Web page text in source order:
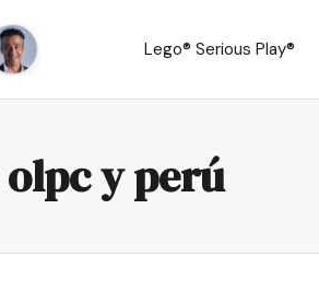
Lego® Serious Play®
y perú